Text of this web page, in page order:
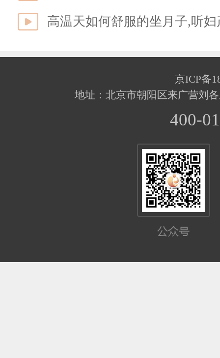
高温天如何舒服的坐月子,听
京ICP备
地址：北京市朝阳区来广营刘
400-